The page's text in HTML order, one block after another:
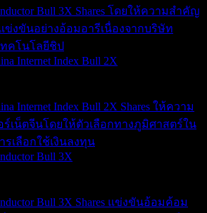
Internet Bull 3X
Bull 3X Shares โดยให้ความสำคัญ
งขันอย่างอ้อมอารีเนื่องจากบริษัท
คโนโลยีชิป
Internet Index Bull 2X
Internet Index Bull 2X Shares ให้ความ
เน็ตจีนโดยให้ตัวเลือกทางภูมิศาสตร์ใน
เลือกใช้เงินลงทุน
Bull 3X
Bull 3X Shares แข่งขันอ้อมค้อม